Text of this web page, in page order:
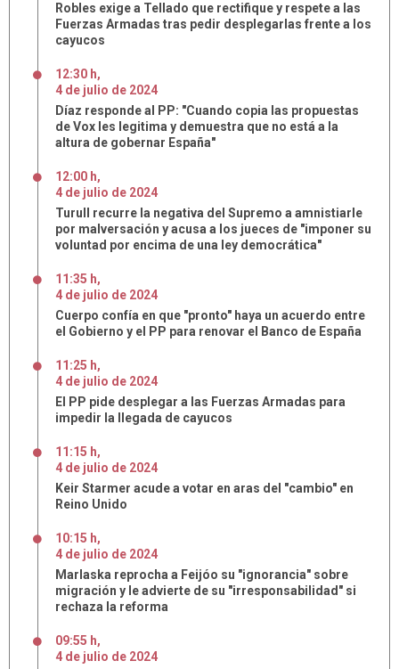
Robles exige a Tellado que rectifique y respete a las
Fuerzas Armadas tras pedir desplegarlas frente a los
cayucos
12:30 h,
4 de julio de 2024
Díaz responde al PP: "Cuando copia las propuestas
de Vox les legitima y demuestra que no está a la
altura de gobernar España"
12:00 h,
4 de julio de 2024
Turull recurre la negativa del Supremo a amnistiarle
por malversación y acusa a los jueces de "imponer su
voluntad por encima de una ley democrática"
11:35 h,
4 de julio de 2024
Cuerpo confía en que "pronto" haya un acuerdo entre
el Gobierno y el PP para renovar el Banco de España
11:25 h,
4 de julio de 2024
El PP pide desplegar a las Fuerzas Armadas para
impedir la llegada de cayucos
11:15 h,
4 de julio de 2024
Keir Starmer acude a votar en aras del "cambio" en
Reino Unido
10:15 h,
4 de julio de 2024
Marlaska reprocha a Feijóo su "ignorancia" sobre
migración y le advierte de su "irresponsabilidad" si
rechaza la reforma
09:55 h,
4 de julio de 2024